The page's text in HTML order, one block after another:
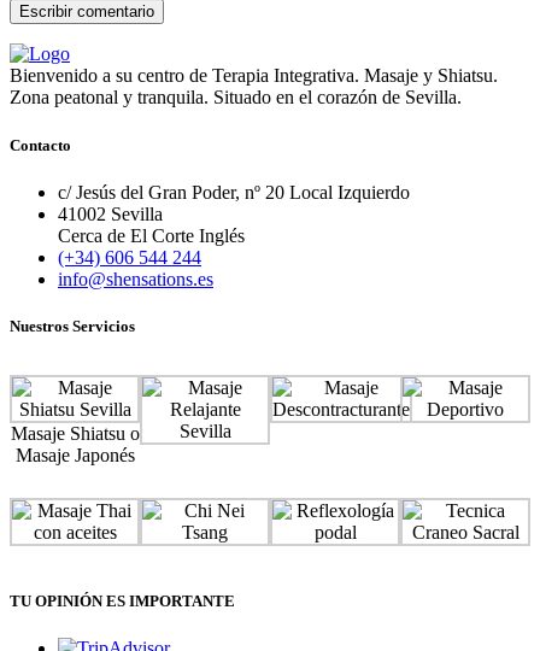
Bienvenido a su centro de Terapia Integrativa. Masaje y Shiatsu.
Zona peatonal y tranquila. Situado en el corazón de Sevilla.
Contacto
c/ Jesús del Gran Poder, nº 20 Local Izquierdo
41002 Sevilla
Cerca de El Corte Inglés
(+34) 606 544 244
info@shensations.es
Nuestros Servicios
Masaje Shiatsu o
Masaje Japonés
TU OPINIÓN ES IMPORTANTE